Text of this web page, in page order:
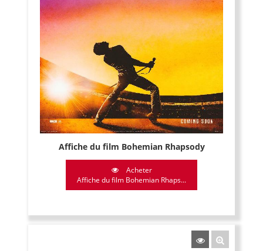
Affiche du film Bohemian Rhapsody
Acheter
Affiche du film Bohemian Rhaps...